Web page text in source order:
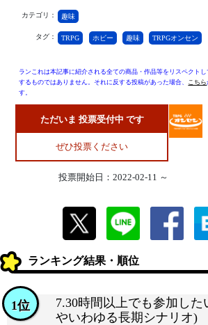
カテゴリ： 趣味
タグ： TRPG ホビー 趣味 TRPGオンセン
ランこれは本記事に紹介される全ての商品・作品等をリスペクト
するものではありません。それに反する投稿があった場合、 こちら
す。
ただいま 投票受付中 です
ぜひ投票ください
投票開始日：2022-02-11 ～
ランキング結果・順位
7.30時間以上でも参加し
やいわゆる長期シナリオ)
1位